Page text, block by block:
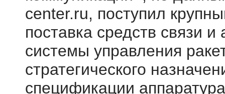
center.ru, поступил
поставка средств связи
системы управления
стратегического
спецификации